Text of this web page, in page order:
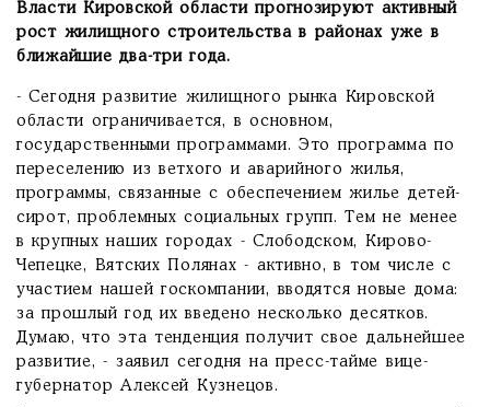
Власти Кировской области прогнозируют активный
рост жилищного строительства в районах уже в
ближайшие два-три года.
- Сегодня развитие жилищного рынка Кировской
области ограничивается, в основном,
государственными программами. Это программа по
переселению из ветхого и аварийного жилья,
программы, связанные с обеспечением жилье детей-
сирот, проблемных социальных групп. Тем не менее
в крупных наших городах - Слободском, Кирово-
Чепецке, Вятских Полянах - активно, в том числе с
участием нашей госкомпании, вводятся новые дома:
за прошлый год их введено несколько десятков.
Думаю, что эта тенденция получит свое дальнейшее
развитие, - заявил сегодня на пресс-тайме вице-
губернатор Алексей Кузнецов.